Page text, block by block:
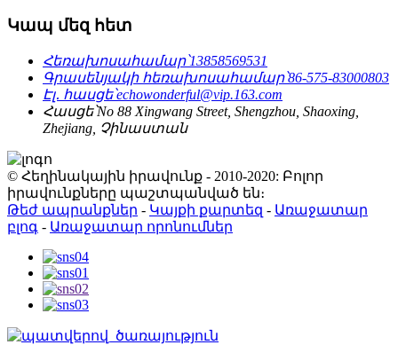
Կապ մեզ հետ
Հեռախոսահամար՝13858569531
Գրասենյակի հեռախոսահամար՝86-575-83000803
Էլ․ հասցե՝echowonderful@vip.163.com
Հասցե՝No 88 Xingwang Street, Shengzhou, Shaoxing,
Zhejiang, Չինաստան
© Հեղինակային իրավունք - 2010-2020: Բոլոր
իրավունքները պաշտպանված են։
Թեժ ապրանքներ - Կայքի քարտեզ - Առաջատար
բլոգ - Առաջատար որոնումներ